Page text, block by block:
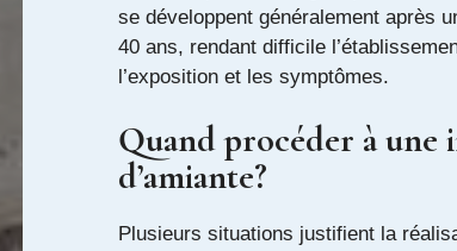
se développent généralement après
40 ans, rendant difficile
l’exposition et les symptômes.
Quand procéder à une
d’amiante?
Plusieurs situations justifient la